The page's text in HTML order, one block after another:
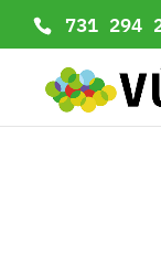
731 294